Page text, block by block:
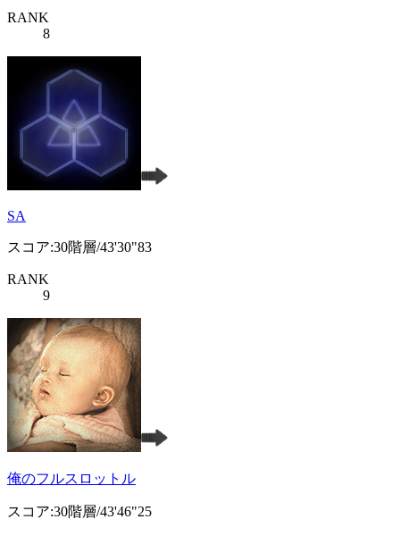
RANK
8
SA
スコア:30階層/43'30"83
RANK
9
俺のフルスロットル
スコア:30階層/43'46"25